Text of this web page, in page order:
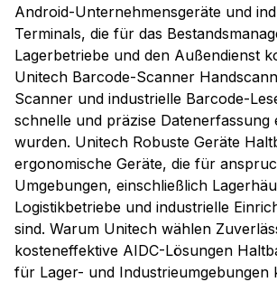
Android-Unternehmensgeräte und
Terminals, die für das
Lagerbetriebe und den Außendienst
Unitech Barcode-Scanner
Scanner und industrielle Barcode-
schnelle und präzise Datenerfassung
wurden. Unitech Robuste Geräte
ergonomische Geräte, die für
Umgebungen, einschließlich
Logistikbetriebe und industrielle
sind. Warum Unitech wählen
kosteneffektive AIDC-Lösungen
für Lager- und Industrieumgebungen